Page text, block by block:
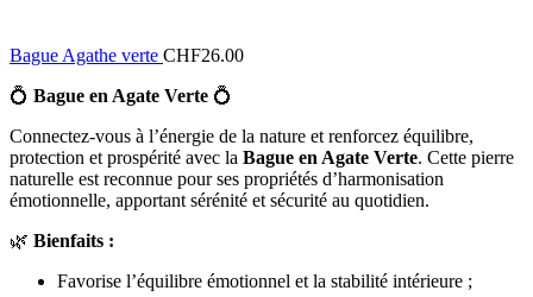
Bague Agathe verte CHF26.00
💍 Bague en Agate Verte 💍
Connectez-vous à l’énergie de la nature et renforcez équilibre,
protection et prospérité avec la Bague en Agate Verte. Cette pierre
naturelle est reconnue pour ses propriétés d’harmonisation
émotionnelle, apportant sérénité et sécurité au quotidien.
🌿 Bienfaits :
Favorise l’équilibre émotionnel et la stabilité intérieure ;